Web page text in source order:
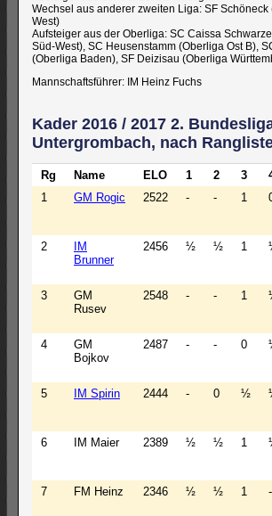
Wechsel aus anderer zweiten Liga: SF
West)
Aufsteiger aus der Oberliga: SC Caissa
Süd-West), SC Heusenstamm (Oberliga Ost B),
(Oberliga Baden), SF Deizisau (Oberliga
Mannschaftsführer: IM Heinz Fuchs
Kader 2016 / 2017 2.
Untergrombach, nach
Rg Name ELO 1 2 3
1
GM Rogic 2522 - - 1
2
IM
Brunner
2456 ½ ½ 1
3
GM
Rusev
2548 - - 1
4
GM
Bojkov
2487 - - 0
5 IM Spirin 2444 - 0 ½
6 IM Maier 2389 ½ ½ 1
7 FM Heinz 2346 ½ ½ 1 -